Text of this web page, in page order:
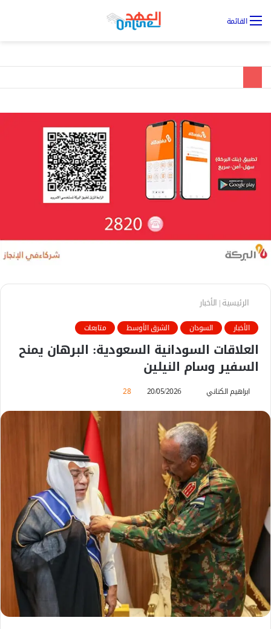
القائمة
الرئيسية| الأخبار
الأخبار السودان الشرق الأوسط متابعات
العلاقات السودانية السعودية: البرهان يمنح
السفير وسام النيلين
ابراهيم الكناني
س
ل
ر
ي
د
ا
إ
ل
ك
ر
و
ن
20/05/2026
28